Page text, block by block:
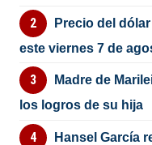
Precio del
este viernes 7 de
Madre de
los logros de su hija
Hansel García